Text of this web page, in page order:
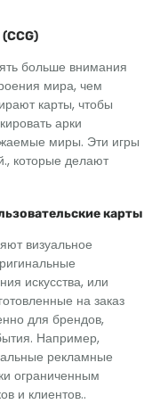
больше внимания
мира, чем
карты, чтобы
арки
миры. Эти игры
которые делают
карты
визуальное
искусства, или
на заказ
для брендов,
Например,
рекламные
ограниченным
и клиентов..